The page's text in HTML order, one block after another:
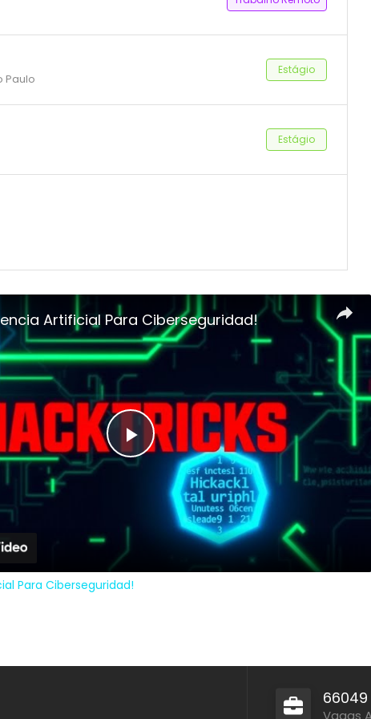
Paulo
Estágio
Estágio
×
Play
Video
Artificial Para Ciberseguridad!
Para Ciberseguridad!
66049
Vagas